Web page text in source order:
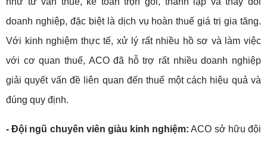
doanh nghiệp, đặc biệt là dịch vụ hoàn thuế giá trị gia tăng.
Với kinh nghiệm thực tế, xử lý rất nhiều hồ sơ và làm việc
với cơ quan thuế, ACO đã hỗ trợ rất nhiều doanh nghiệp
giải quyết vấn đề liên quan đến thuế một cách hiệu quả và
đúng quy định.
- Đội ngũ chuyên viên giàu kinh nghiệm: ACO sở hữu đội